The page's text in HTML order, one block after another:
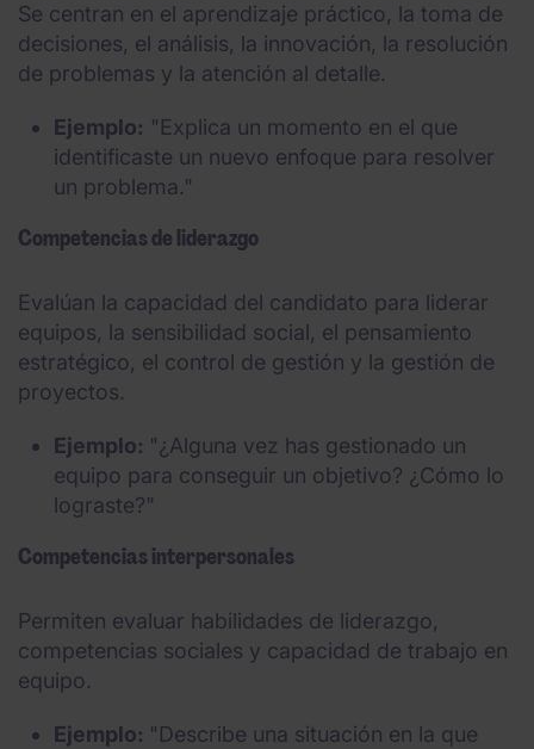
Se centran en el aprendizaje práctico, la toma de
decisiones, el análisis, la innovación, la resolución
de problemas y la atención al detalle.
Ejemplo: "Explica un momento en el que
identificaste un nuevo enfoque para resolver
un problema."
Competencias de liderazgo
Evalúan la capacidad del candidato para liderar
equipos, la sensibilidad social, el pensamiento
estratégico, el control de gestión y la gestión de
proyectos.
Ejemplo: "¿Alguna vez has gestionado un
equipo para conseguir un objetivo? ¿Cómo lo
lograste?"
Competencias interpersonales
Permiten evaluar habilidades de liderazgo,
competencias sociales y capacidad de trabajo en
equipo.
Ejemplo: "Describe una situación en la que